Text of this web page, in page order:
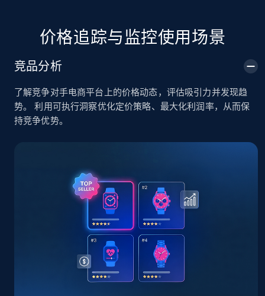
URL, Title, Available, Description, Currency, Initial
price, Final price, Discount percent, and more.
5.4K+
TikTok Shop - category
URL, Title, Available, Description, Currency, Initial
price, Final price, Discount percent, and more.
668+
价格追踪与监控使用场景
竞品分析
了解竞争对手电商平台上的价格动态，评估吸引力并发现趋
势。 利用可执行洞察优化定价策略、最大化利润率，从而保
持竞争优势。